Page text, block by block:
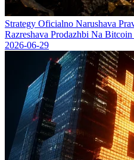
Strategy Oficіalno Narushava
Razreshava Prodazhbi Na
2026-06-29